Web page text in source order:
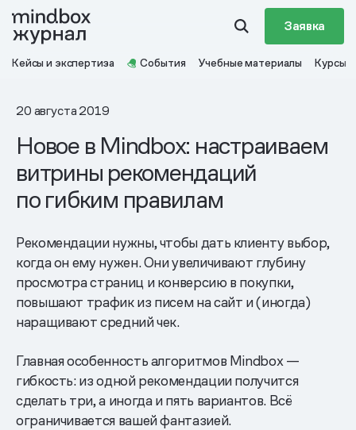
Заявка
Кейсы и экспертиза События Учебные материалы Курсы
20 августа 2019
Новое в Mindbox: настраиваем
витрины рекомендаций
по гибким правилам
Рекомендации нужны, чтобы дать клиенту выбор,
когда он ему нужен. Они увеличивают глубину
просмотра страниц и конверсию в покупки,
повышают трафик из писем на сайт и (иногда)
наращивают средний чек.
Главная особенность алгоритмов Mindbox —
гибкость: из одной рекомендации получится
сделать три, а иногда и пять вариантов. Всё
ограничивается вашей фантазией.